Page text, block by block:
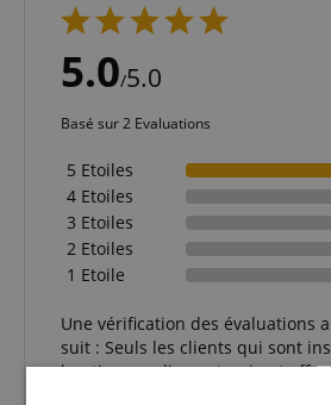
5.0/5.0
Basé sur 2 Evaluations
5 Etoiles
4 Etoiles
3 Etoiles
2 Etoiles
1 Etoile
Une vérification des évaluations
suit : Seuls les clients qui sont
boutique en ligne et qui ont